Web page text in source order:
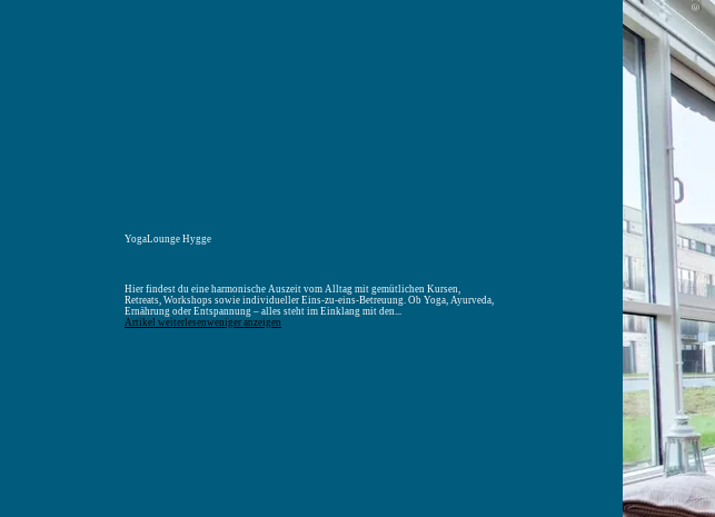
Unterkünfte suchen
YogaLounge Hygge
Hier findest du eine harmonische Auszeit vom Alltag mit gemütlichen Kursen,
Retreats, Workshops sowie individueller Eins-zu-eins-Betreuung. Ob Yoga, Ayurveda,
Ernährung oder Entspannung – alles steht im Einklang mit den...
Artikel weiterlesenweniger anzeigen